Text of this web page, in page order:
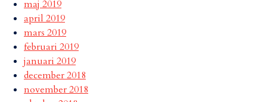
maj 2019
april 2019
mars 2019
februari 2019
januari 2019
december 2018
november 2018